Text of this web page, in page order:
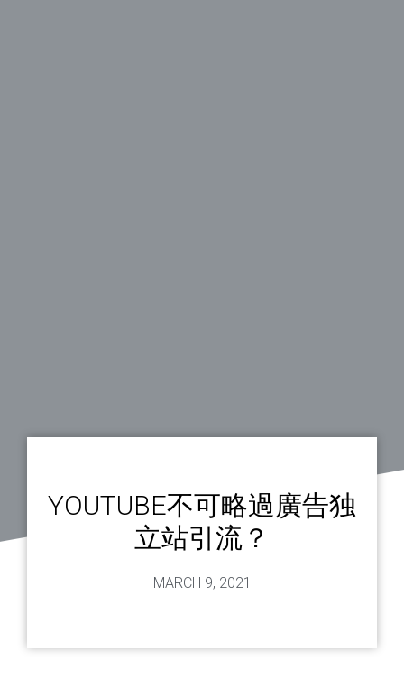
YOUTUBE不可略過廣告独
立站引流？
MARCH 9, 2021